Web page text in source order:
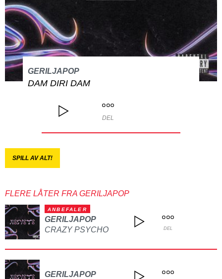
GERILJAPOP
DAM DIRI DAM
DEL
SPILL AV ALT!
FLERE LÅTER FRA GERILJAPOP
ANBEFALER
GERILJAPOP
CRAZY PSYCHO
DEL
GERILJAPOP